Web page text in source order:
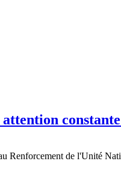
Renforcement de l'Unité